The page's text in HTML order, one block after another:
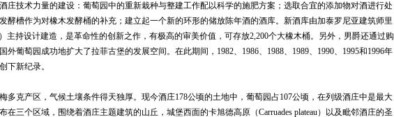
庄技术力量的建设：葡萄园中的重新栽种与整建工作配以科学的施肥方案；选取合宜的添加物对酒进行处
酵槽作为对橡木发酵桶的补充；建立起一个新的环形的储放陈年酒的酒库。新酒库由加泰罗尼亚建筑师里
主持设计建造，是革命性的创新之作，有极高的审美价值，可存放2,200个大橡木桶。另外，男爵还通过购
外葡萄园成功地扩大了拉菲古堡的发展空间。在此期间，1982、1986、1988、1989、1990、1995和1996年
下新纪录。
克产区，气候土壤条件得天独厚。现今酒庄178公顷的土地中，葡萄园占107公顷，在列级酒庄中是最大
在三个区域，围绕着酒庄主题建筑的山丘，城堡西面的卡旭德高原（Carruades plateau）以及毗邻酒庄的圣